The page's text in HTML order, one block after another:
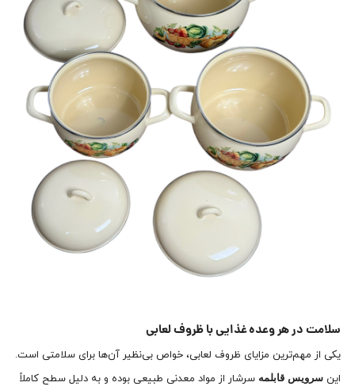
سلامت در هر وعده غذایی با ظروف لعابی
یکی از مهم‌ترین مزایای ظروف لعابی، خواص بی‌نظیر آن‌ها برای سلامتی است.
این سرویس قابلمه سرشار از مواد معدنی طبیعی بوده و به دلیل سطح کاملاً